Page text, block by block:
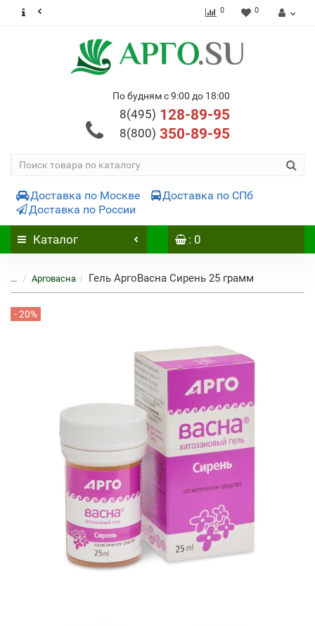
0 0
По будням с 9:00 до 18:00
8(495) 128-89-95
8(800) 350-89-95
Доставка по Москве
Доставка по СПб
Доставка по России
Каталог : 0
... Арговасна Гель АргоВасна Сирень 25 грамм
- 20%